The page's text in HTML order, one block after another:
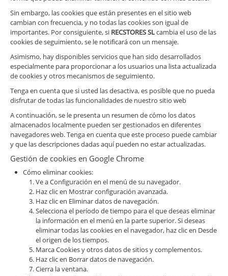
Sin embargo, las cookies que están presentes en el sitio web
cambian con frecuencia, y no todas las cookies son igual de
importantes. Por consiguiente, si RECSTORES SLcambia el uso de las
cookies de seguimiento, se le notificará con un mensaje.
Asimismo, hay disponibles servicios que han sido desarrollados
especialmente para proporcionar a los usuarios una lista actualizada
de cookies y otros mecanismos de seguimiento.
Tenga en cuenta que si usted las desactiva, es posible que no pueda
disfrutar de todas las funcionalidades de nuestro sitio web
A continuación, se le presenta un resumen de cómo los datos
almacenados localmente pueden ser gestionados en diferentes
navegadores web. Tenga en cuenta que este proceso puede cambiar
y que las descripciones dadas aquí pueden no estar actualizadas.
Gestión de cookies en Google Chrome
Cómo eliminar cookies:
Ve a Configuración en el menú de su navegador.
Haz clic en Mostrar configuración avanzada.
Haz clic en Eliminar datos de navegación.
Selecciona el período de tiempo para el que deseas eliminar
la información en el menú en la parte superior. Si deseas
eliminar todas las cookies en el navegador, haz clic en Desde
el origen de los tiempos.
Marca Cookies y otros datos de sitios y complementos.
Haz clic en Borrar datos de navegación.
Cierra la ventana.